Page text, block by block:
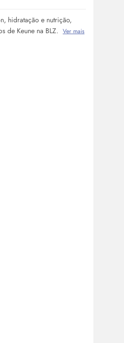
hidratação e nutrição,
de Keune na BLZ. Ver mais